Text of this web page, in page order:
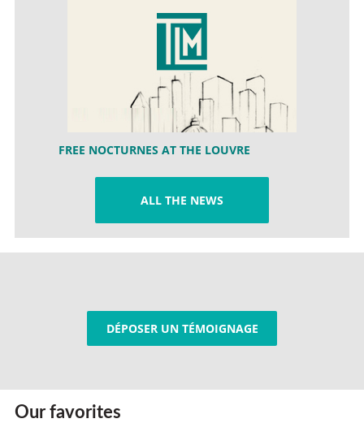
FREE NOCTURNES AT THE LOUVRE
ALL THE NEWS
DÉPOSER UN TÉMOIGNAGE
Our favorites